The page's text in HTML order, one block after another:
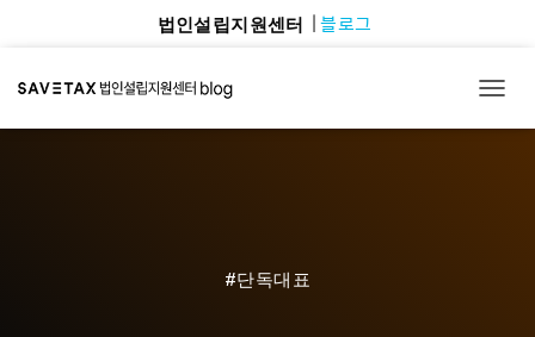
법인설립지원센터 블로그
#단독대표